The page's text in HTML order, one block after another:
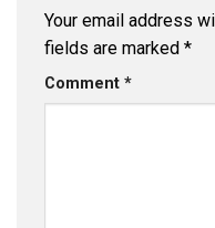
Your email address
fields are marked *
Comment *